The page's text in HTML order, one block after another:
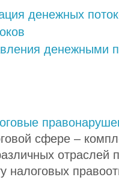
денежных
денежными
сфере –
отраслей
налоговых